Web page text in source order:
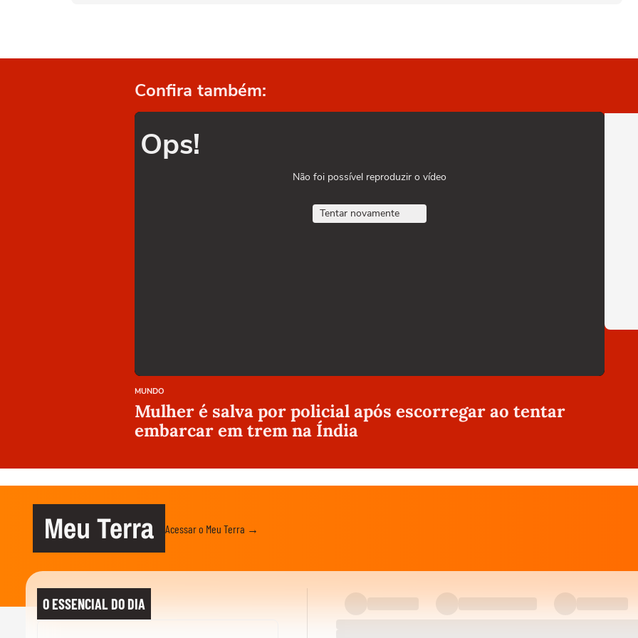
Confira também:
Ops!
Não foi possível reproduzir o vídeo
Tentar novamente
MUNDO
Mulher é salva por policial após escorregar ao tentar
embarcar em trem na Índia
Meu Terra Acessar o Meu Terra →
O ESSENCIAL DO DIA